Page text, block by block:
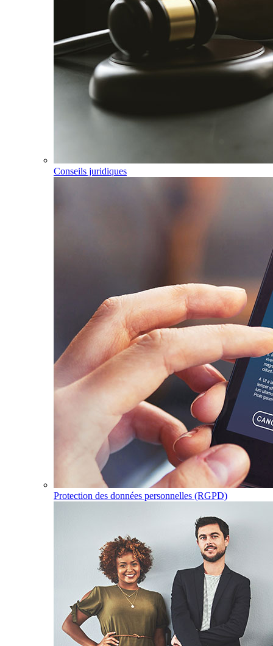
Conseils juridiques
Protection des données personnelles (RGPD)